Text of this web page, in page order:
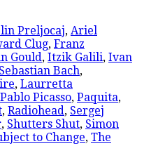
Preljocaj, Ariel
Clug, Franz
Gould, Itzik Galili, Ivan
Bach,
, Laurretta
Pablo Picasso, Paquita,
, Radiohead, Sergej
, Shutters Shut, Simon
to Change, The